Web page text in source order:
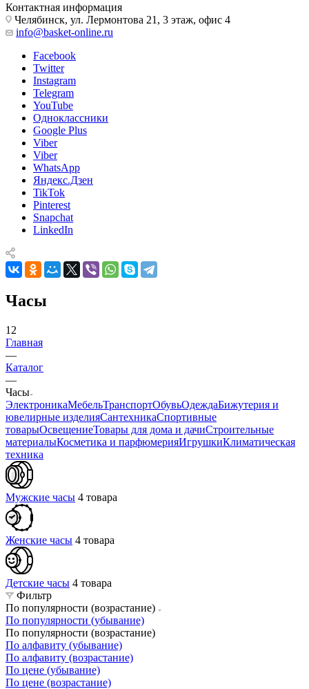
Контактная информация
Челябинск, ул. Лермонтова 21, 3 этаж, офис 4
info@basket-online.ru
Facebook
Twitter
Instagram
Telegram
YouTube
Одноклассники
Google Plus
Viber
Viber
WhatsApp
Яндекс.Дзен
TikTok
Pinterest
Snapchat
LinkedIn
Часы
12
Главная
—
Каталог
—
Часы
ЭлектроникаМебельТранспортОбувьОдеждаБижутерия и
ювелирные изделияСантехникаСпортивные
товарыОсвещениеТовары для дома и дачиСтроительные
материалыКосметика и парфюмерияИгрушкиКлиматическая
техника
Мужские часы 4 товара
Женские часы 4 товара
Детские часы 4 товара
Фильтр
По популярности (возрастание)
По популярности (убывание)
По популярности (возрастание)
По алфавиту (убывание)
По алфавиту (возрастание)
По цене (убывание)
По цене (возрастание)